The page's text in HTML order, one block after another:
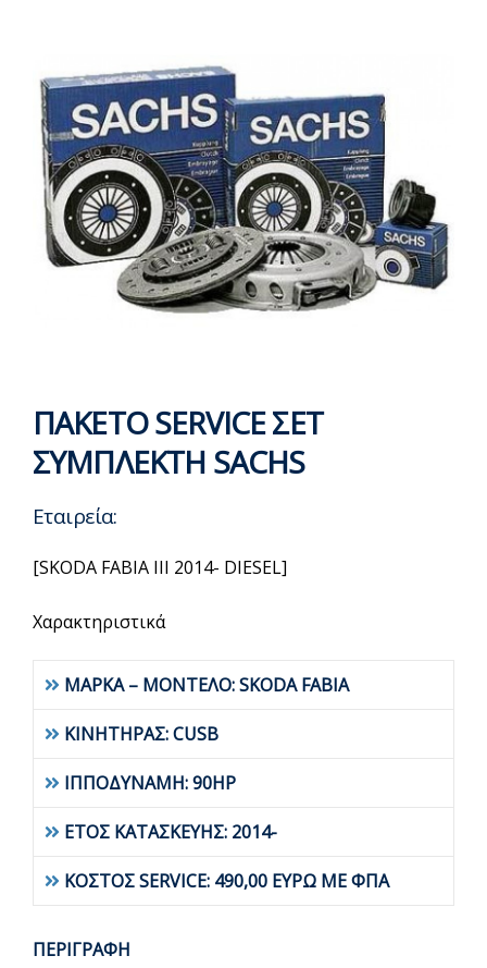
ΠΑΚΕΤΟ SERVICE ΣΕΤ
ΣΥΜΠΛΕΚΤΗ SACHS
Εταιρεία:
[SKODA FABIA III 2014- DIESEL]
Χαρακτηριστικά
ΜΑΡΚΑ – ΜΟΝΤΕΛΟ: SKODA FABIA
ΚΙΝΗΤΗΡΑΣ: CUSB
ΙΠΠΟΔΥΝΑΜΗ: 90HP
ΕΤΟΣ ΚΑΤΑΣΚΕΥΗΣ: 2014-
ΚΟΣΤΟΣ SERVICE: 490,00 ΕΥΡΩ ΜΕ ΦΠΑ
ΠΕΡΙΓΡΑΦΗ